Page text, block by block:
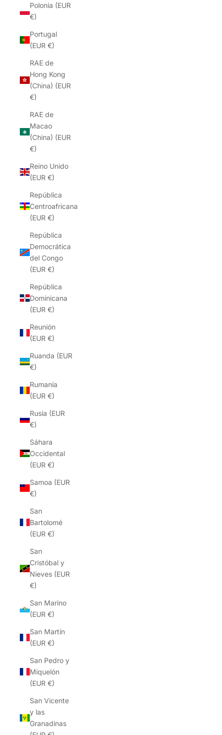
Polonia (EUR
€)
Portugal
(EUR €)
RAE de
Hong Kong
(China) (EUR
€)
RAE de
Macao
(China) (EUR
€)
Reino Unido
(EUR €)
República
Centroafricana
(EUR €)
República
Democrática
del Congo
(EUR €)
República
Dominicana
(EUR €)
Reunión
(EUR €)
Ruanda (EUR
€)
Rumanía
(EUR €)
Rusia (EUR
€)
Sáhara
Occidental
(EUR €)
Samoa (EUR
€)
San
Bartolomé
(EUR €)
San
Cristóbal y
Nieves (EUR
€)
San Marino
(EUR €)
San Martín
(EUR €)
San Pedro y
Miquelón
(EUR €)
San Vicente
y las
Granadinas